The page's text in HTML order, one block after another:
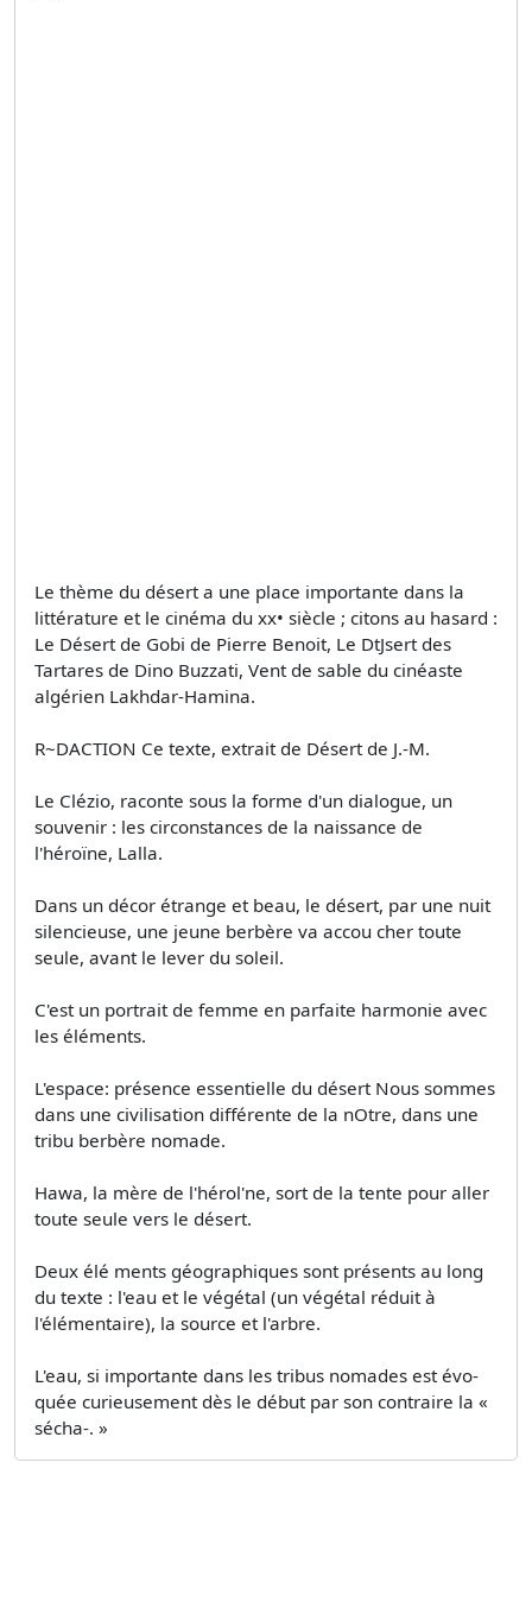
Le thème du désert a une place importante dans la
littérature et le cinéma du xx• siècle ; citons au hasard :
Le Désert de Gobi de Pierre Benoit, Le DtJsert des
Tartares de Dino Buzzati, Vent de sable du cinéaste
algérien Lakhdar-Hamina.
R~DACTION Ce texte, extrait de Désert de J.-M.
Le Clézio, raconte sous la forme d'un dialogue, un
souvenir : les circonstances de la naissance de
l'héroïne, Lalla.
Dans un décor étrange et beau, le désert, par une nuit
silencieuse, une jeune berbère va accou­ cher toute
seule, avant le lever du soleil.
C'est un portrait de femme en parfaite harmonie avec
les éléments.
L'espace: présence essentielle du désert Nous sommes
dans une civilisation différente de la nOtre, dans une
tribu berbère nomade.
Hawa, la mère de l'hérol'ne, sort de la tente pour aller
toute seule vers le désert.
Deux élé­ ments géographiques sont présents au long
du texte : l'eau et le végétal (un végétal réduit à
l'élémentaire), la source et l'arbre.
L'eau, si importante dans les tribus nomades est évo­
quée curieusement dès le début par son contraire la «
sécha-. »